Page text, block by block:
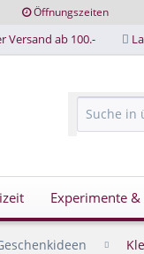
Öffnungszeiten
Versand ab 100.-
Experimente